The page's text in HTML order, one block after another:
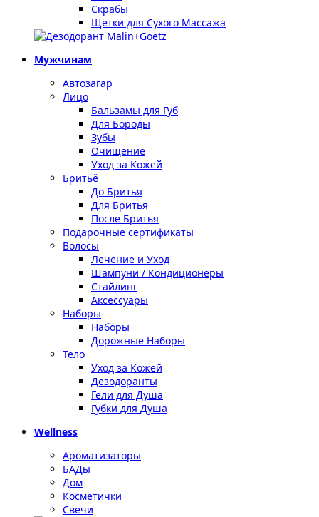
Скрабы
Щётки для Сухого Массажа
Мужчинам
Автозагар
Лицо
Бальзамы для Губ
Для Бороды
Зубы
Очищение
Уход за Кожей
Бритьё
До Бритья
Для Бритья
После Бритья
Подарочные сертификаты
Волосы
Лечение и Уход
Шампуни / Кондиционеры
Стайлинг
Аксессуары
Наборы
Наборы
Дорожные Наборы
Тело
Уход за Кожей
Дезодоранты
Гели для Душа
Губки для Душа
Wellness
Ароматизаторы
БАДы
Дом
Косметички
Свечи